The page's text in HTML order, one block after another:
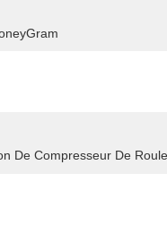
De Compresseur De